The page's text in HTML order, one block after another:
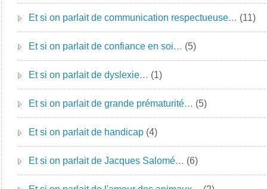
Et si on parlait de communication respectueuse… (11)
Et si on parlait de confiance en soi… (5)
Et si on parlait de dyslexie… (1)
Et si on parlait de grande prématurité… (5)
Et si on parlait de handicap (4)
Et si on parlait de Jacques Salomé… (6)